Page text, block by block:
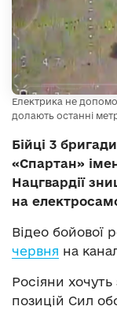
Електрика не
долають останні
Бійці 3
«Спартан»
Нацгвардії
на
Відео бойової
червня на
Росіяни
позицій Сил